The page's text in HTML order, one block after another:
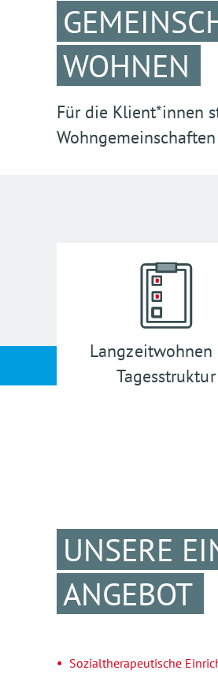
WOHNEN
Für die Klient*innen
Tagesstruktur
UNSERE
ANGEBOT
Sozialtherapeutische